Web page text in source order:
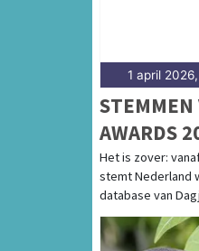
1 april
STEMMEN
AWARDS
Het is zover:
stemt Nederland
database van